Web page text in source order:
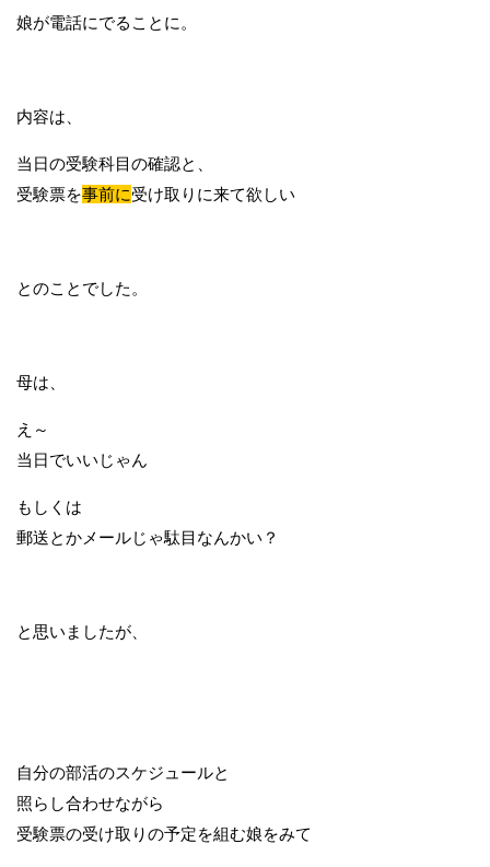
娘が電話にでることに。
内容は、
当日の受験科目の確認と、
受験票を事前に受け取りに来て欲しい
とのことでした。
母は、
え～
当日でいいじゃん
もしくは
郵送とかメールじゃ駄目なんかい？
と思いましたが、
自分の部活のスケジュールと
照らし合わせながら
受験票の受け取りの予定を組む娘をみて